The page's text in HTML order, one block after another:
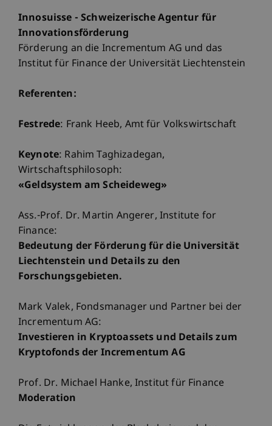
Innosuisse - Schweizerische Agentur für
Innovationsförderung
Förderung an die Incrementum AG und das
Institut für Finance der Universität Liechtenstein
Referenten:
Festrede: Frank Heeb, Amt für Volkswirtschaft
Keynote: Rahim Taghizadegan,
Wirtschaftsphilosoph:
«Geldsystem am Scheideweg»
Ass.-Prof. Dr. Martin Angerer, Institute for
Finance:
Bedeutung der Förderung für die Universität
Liechtenstein und Details zu den
Forschungsgebieten.
Mark Valek, Fondsmanager und Partner bei der
Incrementum AG:
Investieren in Kryptoassets und Details zum
Kryptofonds der Incrementum AG
Prof. Dr. Michael Hanke, Institut für Finance
Moderation